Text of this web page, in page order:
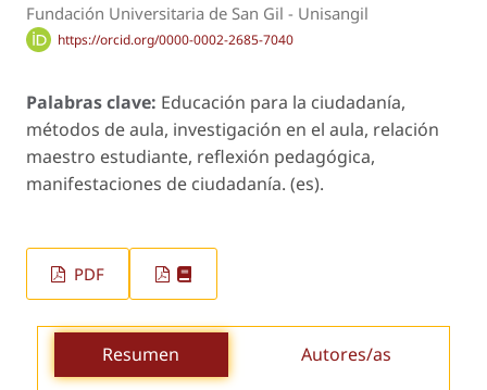
Fundación Universitaria de San Gil - Unisangil
https://orcid.org/0000-0002-2685-7040
Palabras clave: Educación para la ciudadanía,
métodos de aula, investigación en el aula, relación
maestro estudiante, reflexión pedagógica,
manifestaciones de ciudadanía. (es).
PDF
Resumen Autores/as